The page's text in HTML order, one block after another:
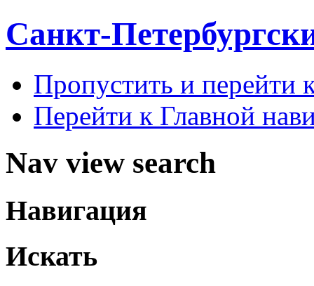
Санкт-
Пропустить и перейти
Перейти к Главной
Nav view search
Навигация
Искать